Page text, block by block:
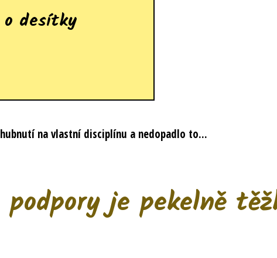
o desítky
na vlastní disciplínu a nedopadlo to...
je pekelně